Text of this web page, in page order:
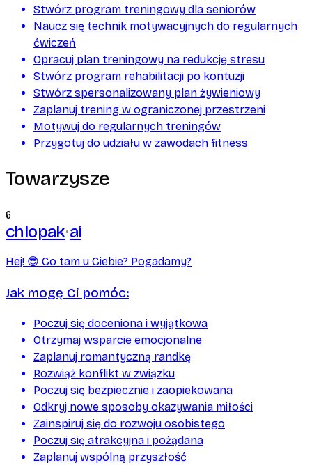
Stwórz program treningowy dla seniorów
Naucz się technik motywacyjnych do regularnych
ćwiczeń
Opracuj plan treningowy na redukcję stresu
Stwórz program rehabilitacji po kontuzji
Stwórz spersonalizowany plan żywieniowy
Zaplanuj trening w ograniczonej przestrzeni
Motywuj do regularnych treningów
Przygotuj do udziału w zawodach fitness
Towarzysze
6
chlopak ai
Hej! 😎 Co tam u Ciebie? Pogadamy?
Jak mogę Ci pomóc:
Poczuj się doceniona i wyjątkowa
Otrzymaj wsparcie emocjonalne
Zaplanuj romantyczną randkę
Rozwiąż konflikt w związku
Poczuj się bezpiecznie i zaopiekowana
Odkryj nowe sposoby okazywania miłości
Zainspiruj się do rozwoju osobistego
Poczuj się atrakcyjna i pożądana
Zaplanuj wspólną przyszłość